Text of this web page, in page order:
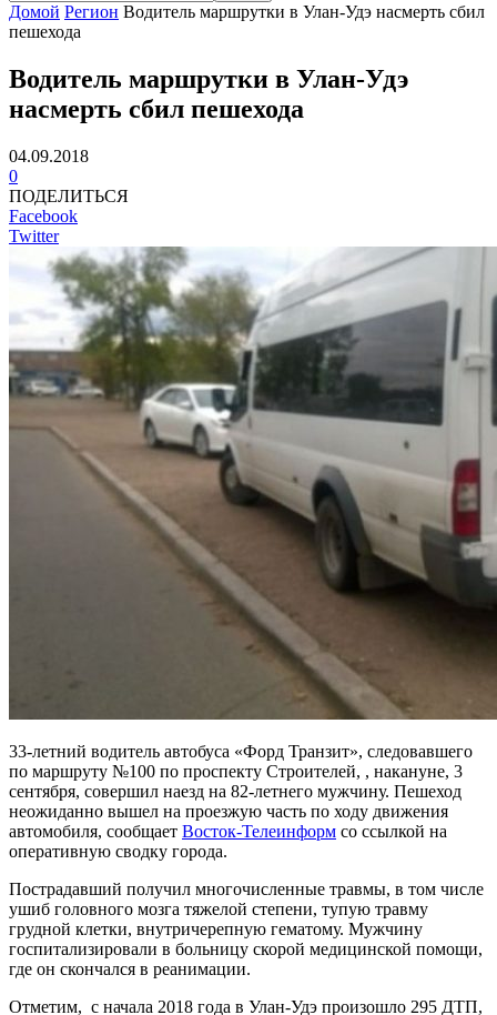
Домой Регион Водитель маршрутки в Улан-Удэ насмерть сбил
пешехода
Водитель маршрутки в Улан-Удэ
насмерть сбил пешехода
04.09.2018
0
ПОДЕЛИТЬСЯ
Facebook
Twitter
33-летний водитель автобуса «Форд Транзит», следовавшего
по маршруту №100 по проспекту Строителей, , накануне, 3
сентября, совершил наезд на 82-летнего мужчину. Пешеход
неожиданно вышел на проезжую часть по ходу движения
автомобиля, сообщает Восток-Телеинформ со ссылкой на
оперативную сводку города.
Пострадавший получил многочисленные травмы, в том числе
ушиб головного мозга тяжелой степени, тупую травму
грудной клетки, внутричерепную гематому. Мужчину
госпитализировали в больницу скорой медицинской помощи,
где он скончался в реанимации.
Отметим, с начала 2018 года в Улан-Удэ произошло 295 ДТП,